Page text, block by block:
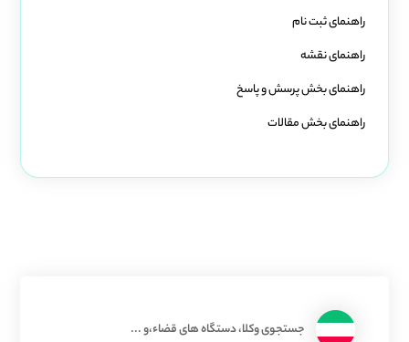
راهنمای ثبت نام
راهنمای نقشه
راهنمای بخش پرسش و پاسخ
راهنمای بخش مقالات
جستجوی وکلا، دستگاه های قضاء،و ...